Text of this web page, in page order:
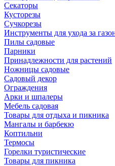
Секаторы
Кусторезы
Сучкорезы
Инструменты для ухода за
Пилы садовые
Парники
Принадлежности для растений
Ножницы садовые
Садовый декор
Ограждения
Арки и шпалеры
Мебель садовая
Товары для отдыха и пикника
Мангалы и барбекю
Коптильни
Термосы
Горелки туристические
Товары для пикника